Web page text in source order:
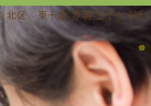
| 北区 東十条 赤羽 王子から近